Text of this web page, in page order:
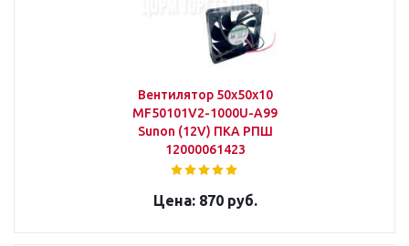
Вентилятор 50х50х10
MF50101V2-1000U-A99
Sunon (12V) ПКА РПШ
12000061423
870 руб.